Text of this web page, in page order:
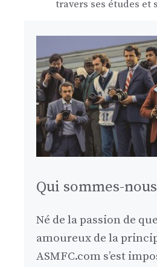
travers ses études et
Qui sommes-
Né de la passion de
amoureux de la
ASMFC.com s’est